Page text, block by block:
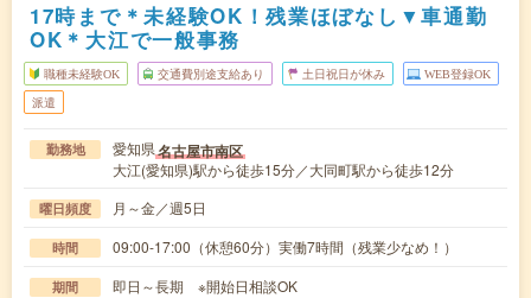
17時まで＊未経験OK！残業ほぼなし▼車通勤
OK＊大江で一般事務
職種未経験OK 交通費別途支給あり 土日祝日が休み WEB登録OK
派遣
勤務地 愛知県名古屋市南区
大江(愛知県)駅から徒歩15分／大同町駅から徒歩12分
曜日頻度 月～金／週5日
時間 09:00-17:00（休憩60分）実働7時間（残業少なめ！）
期間 即日～長期 ※開始日相談OK